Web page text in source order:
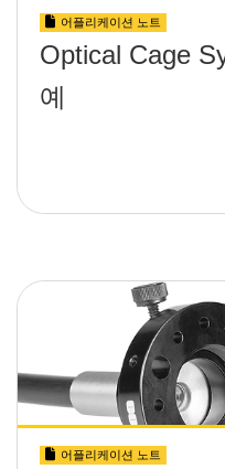
어플리케이션 노트
Optical Cage
예
어플리케이션 노트